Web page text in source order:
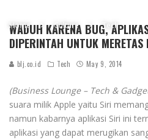
Home Culture Tech
WADUH KARENA BUG,
DIPERINTAH UNTUK MERETAS
blj.co.id Tech May 9, 2014
(Business Lounge – Tech &
suara milik Apple yaitu Siri
namun kabarnya aplikasi Siri ini
aplikasi yang dapat merugikan